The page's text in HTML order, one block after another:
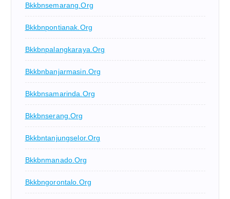
Bkkbnsemarang.org
Bkkbnpontianak.org
Bkkbnpalangkaraya.org
Bkkbnbanjarmasin.org
Bkkbnsamarinda.org
Bkkbnserang.org
Bkkbntanjungselor.org
Bkkbnmanado.org
Bkkbngorontalo.org